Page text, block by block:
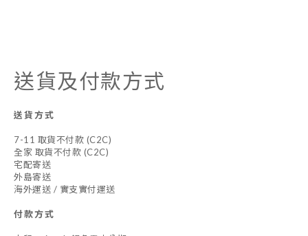
送貨及付款方式
送貨方式
7-11 取貨不付款 (C2C)
全家 取貨不付款 (C2C)
宅配寄送
外島寄送
海外運送 / 實支實付運送
付款方式